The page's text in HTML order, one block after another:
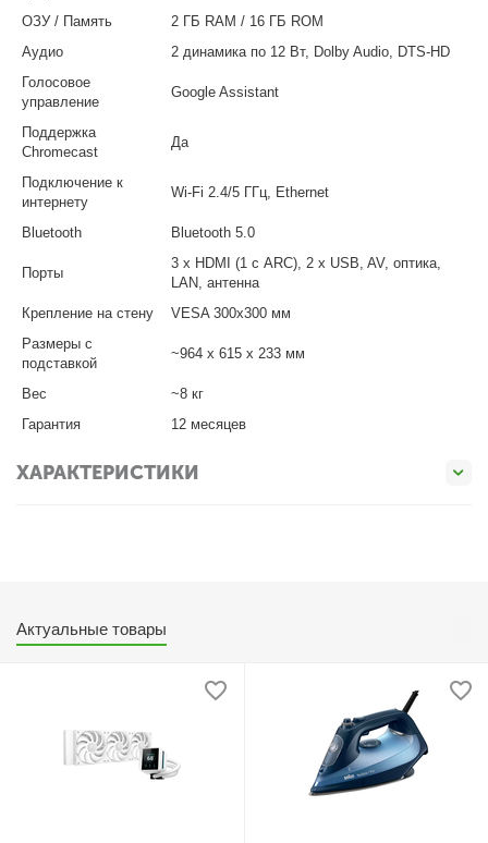
ОЗУ / Память
2 ГБ RAM / 16 ГБ ROM
Аудио
2 динамика по 12 Вт, Dolby Audio, DTS-HD
Голосовое
управление
Google Assistant
Поддержка
Chromecast
Да
Подключение к
интернету
Wi-Fi 2.4/5 ГГц, Ethernet
Bluetooth Bluetooth 5.0
Порты
3 x HDMI (1 с ARC), 2 x USB, AV, оптика,
LAN, антенна
Крепление на стену
VESA 300x300 мм
Размеры с
подставкой
~964 x 615 x 233 мм
Вес
~8 кг
Гарантия
12 месяцев
ХАРАКТЕРИСТИКИ
Актуальные товары